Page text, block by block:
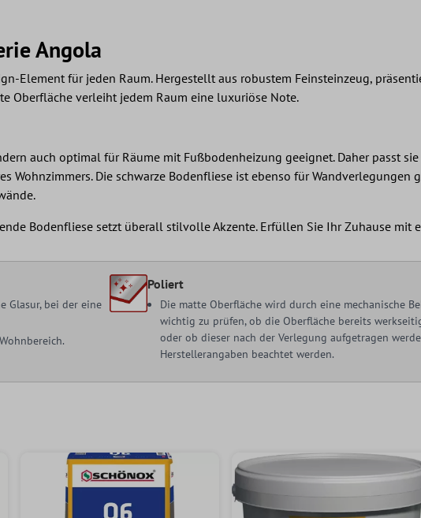
Angola
Element für jeden Raum. Hergestellt aus robustem Feinsteinzeug,
Oberfläche verleiht jedem Raum eine luxuriöse Note.
auch optimal für Räume mit Fußbodenheizung geeignet. Daher passt
Die schwarze Bodenfliese ist ebenso für Wandverlegungen
Bodenfliese setzt überall stilvolle Akzente. Erfüllen Sie Ihr Zuhause
Glasur, bei der eine
Poliert
Die matte Oberfläche wird durch eine mechanische
wichtig zu prüfen, ob die Oberfläche bereits
oder ob dieser nach der Verlegung aufgetragen
Herstellerangaben beachtet werden.